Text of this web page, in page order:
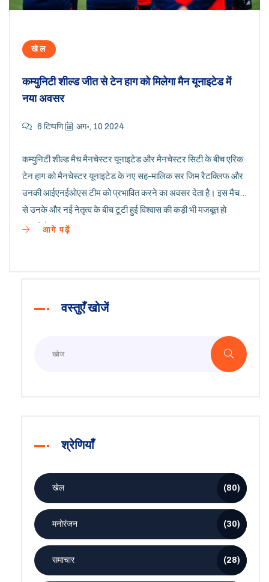
खेल
कम्युनिटी शील्ड जीत से टेन हाग को मिलेगा मैन यूनाइटेड में
नया अवसर
6 टिप्पणि अग॰, 10 2024
कम्युनिटी शील्ड मैच मैनचेस्टर यूनाइटेड और मैनचेस्टर सिटी के बीच एरिक
टेन हाग को मैनचेस्टर यूनाइटेड के नए सह-मालिक सर जिम रैटक्लिफ और
उनकी आईएनईओएस टीम को प्रभावित करने का अवसर देता है। इस मैच
से उनके और नई नेतृत्व के बीच टूटी हुई विश्वास की कड़ी भी मजबूत हो
सकती है।आगे पढ़ें
वस्तुएँ खोजें
श्रेणियाँ
खेल (80)
मनोरंजन (30)
समाचार (28)